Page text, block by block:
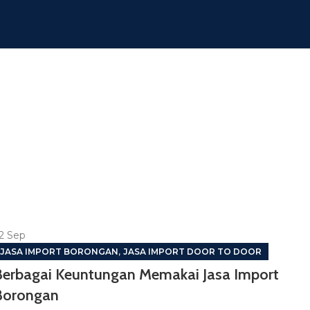
Sep
JASA IMPORT BORONGAN, JASA IMPORT DOOR TO DOOR
Keuntungan Memakai Jasa Import